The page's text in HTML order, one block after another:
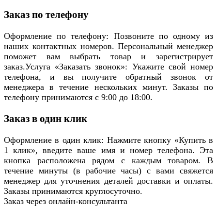
Заказ по телефону
Оформление по телефону: Позвоните по одному из
наших контактных номеров. Персональный менеджер
поможет вам выбрать товар и зарегистрирует
заказ.Услуга «Заказать звонок»: Укажите свой номер
телефона, и вы получите обратный звонок от
менеджера в течение нескольких минут. Заказы по
телефону принимаются с 9:00 до 18:00.
Заказ в один клик
Оформление в один клик: Нажмите кнопку «Купить в
1 клик», введите ваше имя и номер телефона. Эта
кнопка расположена рядом с каждым товаром. В
течение минуты (в рабочие часы) с вами свяжется
менеджер для уточнения деталей доставки и оплаты.
Заказы принимаются круглосуточно.
Заказ через онлайн-консультанта